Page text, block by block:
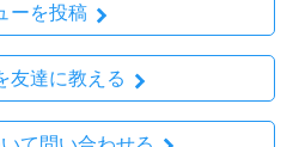
ーを投稿
友達に教える